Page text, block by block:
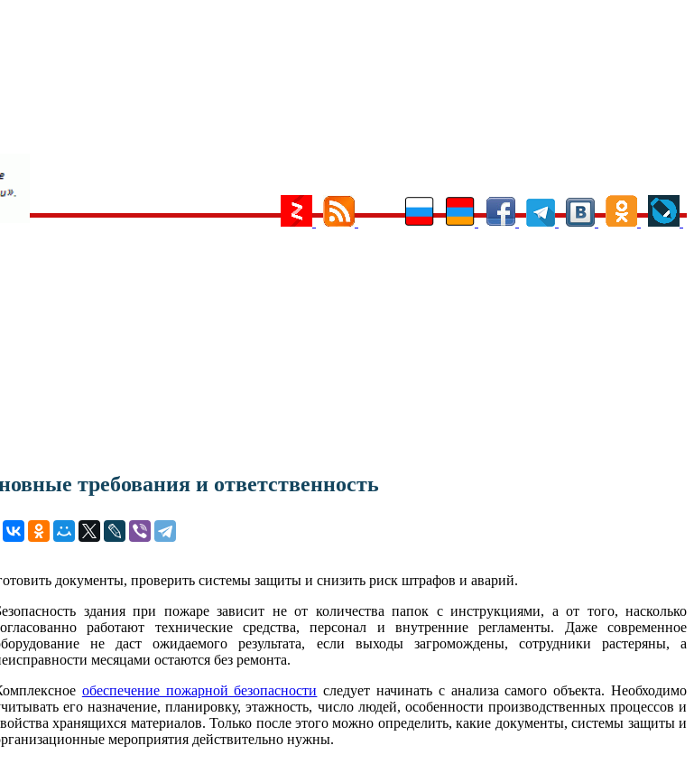
требования и ответственность
документы, проверить системы защиты и снизить риск штрафов и аварий.
здания при пожаре зависит не от количества папок с инструкциями, а от того, насколько
работают технические средства, персонал и внутренние регламенты. Даже современное
не даст ожидаемого результата, если выходы загромождены, сотрудники растеряны, а
месяцами остаются без ремонта.
обеспечение пожарной безопасности следует начинать с анализа самого объекта. Необходимо
его назначение, планировку, этажность, число людей, особенности производственных процессов и
хранящихся материалов. Только после этого можно определить, какие документы, системы защиты и
мероприятия действительно нужны.